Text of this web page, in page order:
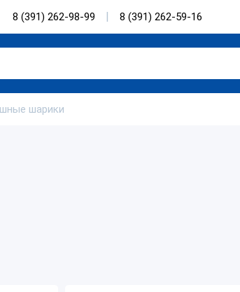
8 (391) 262-98-99 8 (391) 262-59-16
шарики